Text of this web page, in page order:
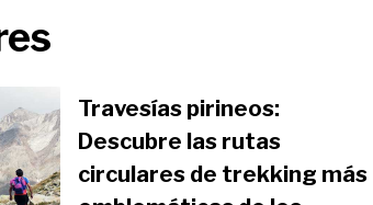
Travesías pirineos:
Descubre las rutas
circulares de trekking más